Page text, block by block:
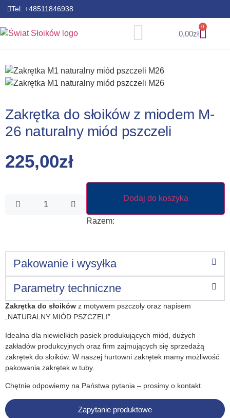
Tel: +48511846938
0,00zł
0
Zakrętka do słoików z miodem M-
26 naturalny miód pszczeli
225,00zł
Dodaj do koszyka
Razem:
Pakowanie i wysyłka
Parametry techniczne
Zakrętka do słoików z motywem pszczoły oraz napisem
„NATURALNY MIÓD PSZCZELI”.
Idealna dla niewielkich pasiek produkujących miód, dużych
zakładów produkcyjnych oraz firm zajmujących się sprzedażą
zakrętek do słoików. W naszej hurtowni zakrętek mamy możliwość
pakowania zakrętek w tuby.
Chętnie odpowiemy na Państwa pytania – prosimy o kontakt.
Zapytanie produktowe